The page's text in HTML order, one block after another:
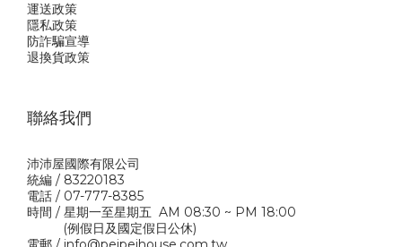
運送政策
隱私政策
防詐騙宣導
退換貨政策
聯絡我們
沛沛屋國際有限公司
統編 / 83220183
電話 / 07-777-8385
時間 / 星期一至星期五 AM 08:30 ~ PM 18:00
(例假日及國定假日公休)